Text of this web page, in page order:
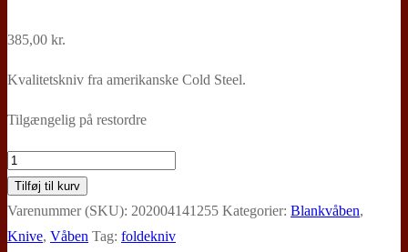
385,00 kr.
Kvalitetskniv fra amerikanske Cold Steel.
Tilgængelig på restordre
Cold
Steel,
Double
Safe
Tilføj til kurv
Varenummer (SKU): 202004141255 Kategorier: Blankvåben,
Knive, Våben Tag: foldekniv